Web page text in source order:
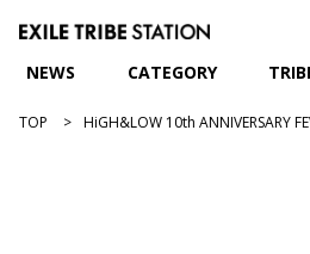
NEWS CATEGORY
TOP HiGH&LOW 10th ANNIVERSARY